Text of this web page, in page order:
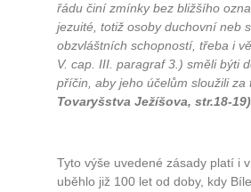
řádu činí zmínky bez bližšího
jezuité, totiž osoby duchovní neb
obzvláštních schopností, třeba i
V. cap. III. paragraf 3.) směli býti
příčin, aby jeho účelům sloužili
Tovaryšstva Ježíšova, str.18-19)
Tyto výše uvedené zásady platí i
uběhlo již 100 let od doby, kdy